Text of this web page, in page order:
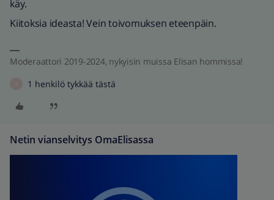
käy.
Kiitoksia ideasta! Vein toivomuksen eteenpäin.
Moderaattori 2019-2024, nykyisin muissa Elisan hommissa!
1 henkilö tykkää tästä
Netin vianselvitys OmaElisassa